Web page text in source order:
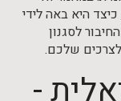
היא באה לידי
לסגנון
לצרכים שלכם.
-